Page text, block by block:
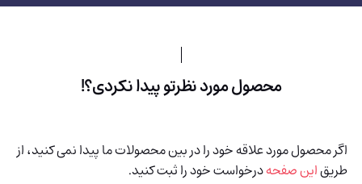
محصول مورد نظرتو پیدا نکردی؟!
اگر محصول مورد علاقه خود را در بین محصولات ما پیدا نمی کنید، از
طریقاین صفحهدرخواست خود را ثبت کنید.